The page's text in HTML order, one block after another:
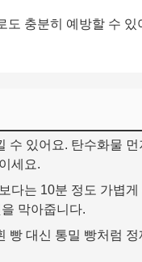
충분히 예방할 수
수 있어요. 탄수화물 먼
세요.
다는 10분 정도 가볍
막아줍니다.
빵 대신 통밀 빵처럼